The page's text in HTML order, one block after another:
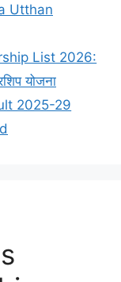
Utthan
List 2026:
योजना
2025-29